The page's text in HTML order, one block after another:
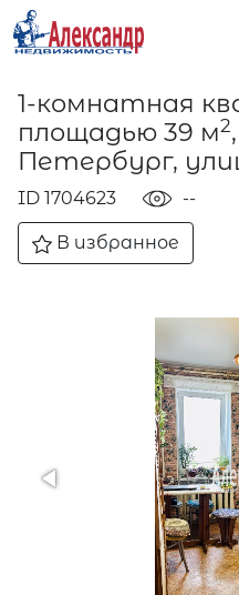
1-комнатная
площадью 39 м2
Петербург,
ID 1704623 --
В избранное